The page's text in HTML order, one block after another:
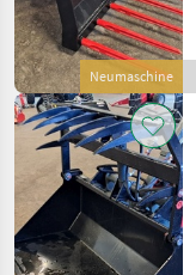
Neumaschine